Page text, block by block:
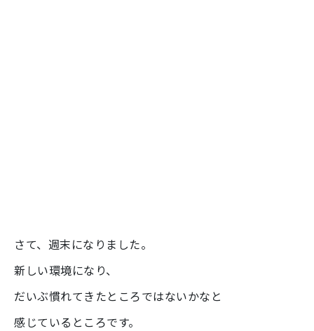
さて、週末になりました。
新しい環境になり、
だいぶ慣れてきたところではないかなと
感じているところです。